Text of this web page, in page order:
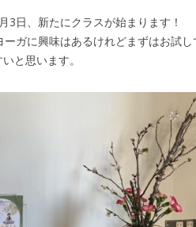
3日、新たにクラスが始まります！
ガに興味はあるけれどまずはお試
と思います。